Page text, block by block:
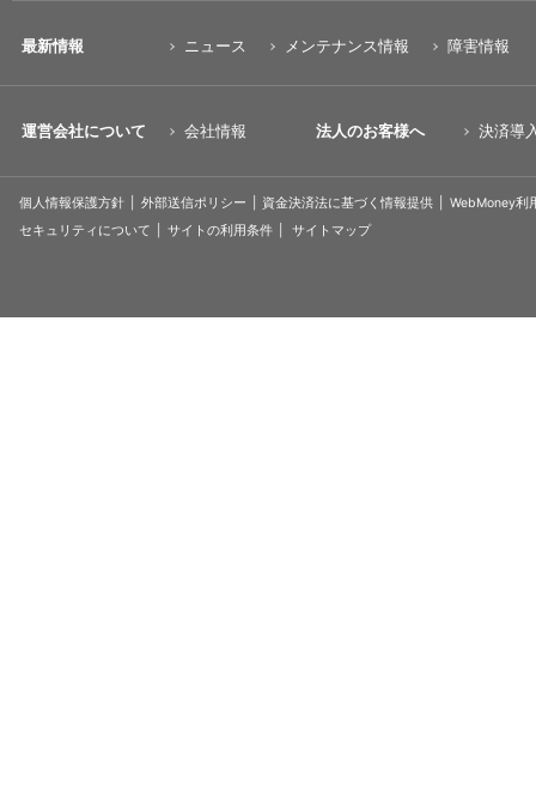
最新情報 ニュース メンテナンス情報 障害情報
運営会社について 会社情報 法人のお客様へ 決済導
個人情報保護方針 外部送信ポリシー 資金決済法に基づく情報提供
WebMoney利
セキュリティについて
サイトの利用条件 サイトマップ